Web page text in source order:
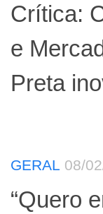
Crítica:
e
Preta
GERAL 08/
“Quero